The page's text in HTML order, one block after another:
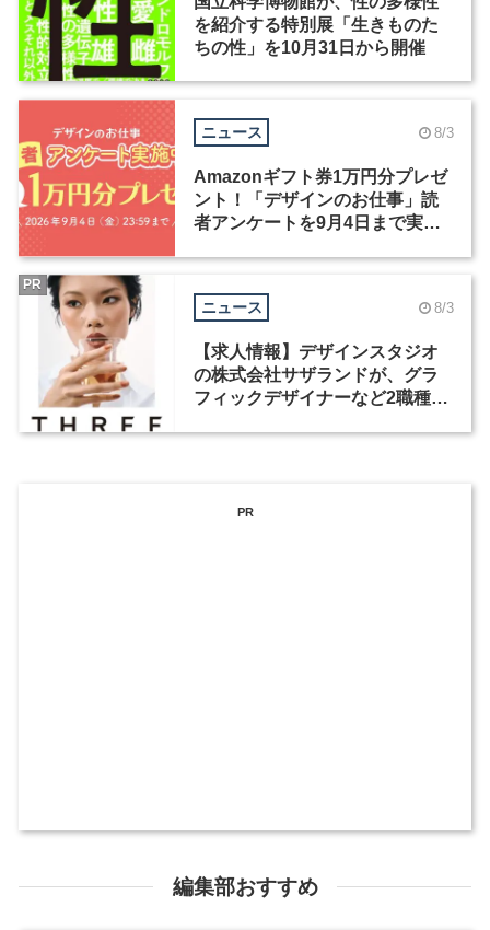
を紹介する特別展「生きものた
ちの性」を10月31日から開催
ニュース 8/3
Amazonギフト券1万円分プレゼ
ント！「デザインのお仕事」読
者アンケートを9月4日まで実施
ニュース 8/3
【求人情報】デザインスタジオ
の株式会社サザランドが、グラ
フィックデザイナーなど2職種を
PR
PR
編集部おすすめ